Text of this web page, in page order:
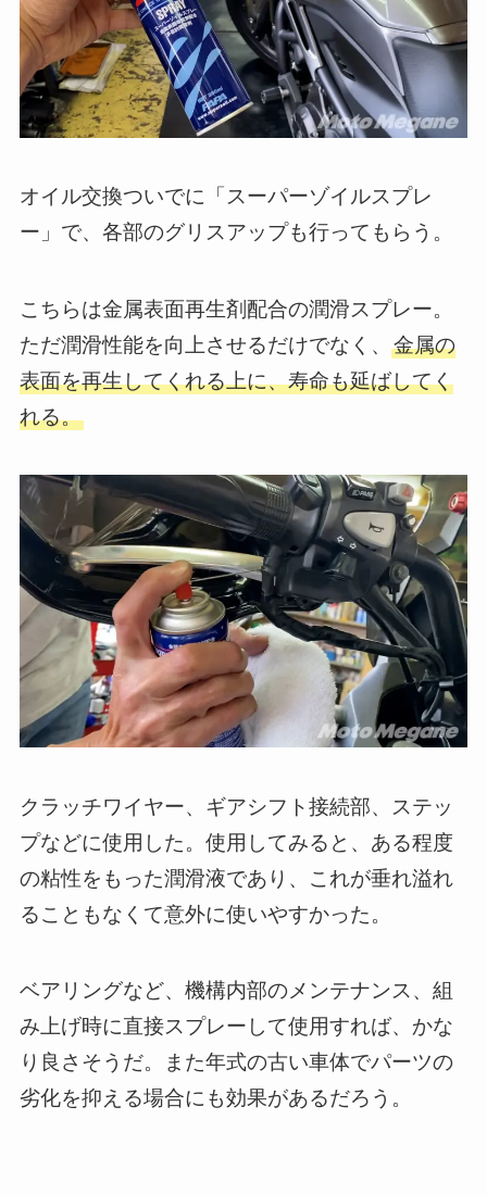
オイル交換ついでに「スーパーゾイルスプレ
ー」で、各部のグリスアップも行ってもらう。
こちらは金属表面再生剤配合の潤滑スプレー。
ただ潤滑性能を向上させるだけでなく、 金属の
表面を再生してくれる上に、寿命も延ばしてく
れる。
クラッチワイヤー、ギアシフト接続部、ステッ
プなどに使用した。使用してみると、ある程度
の粘性をもった潤滑液であり、これが垂れ溢れ
ることもなくて意外に使いやすかった。
ベアリングなど、機構内部のメンテナンス、組
み上げ時に直接スプレーして使用すれば、かな
り良さそうだ。また年式の古い車体でパーツの
劣化を抑える場合にも効果があるだろう。